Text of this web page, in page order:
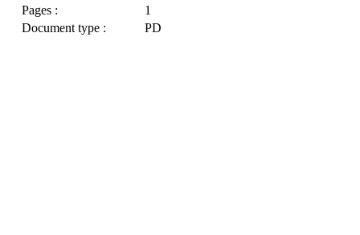
Pages :
1
Document type :
PD